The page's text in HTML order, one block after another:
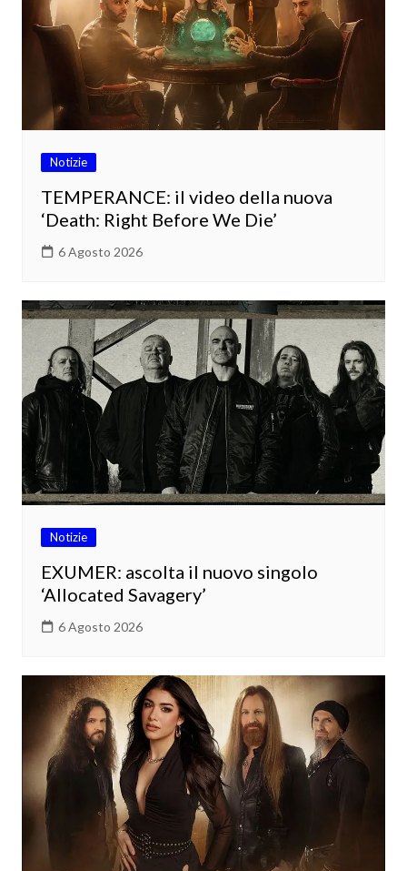
Notizie
TEMPERANCE: il video della nuova
‘Death: Right Before We Die’
6 Agosto 2026
Notizie
EXUMER: ascolta il nuovo singolo
‘Allocated Savagery’
6 Agosto 2026